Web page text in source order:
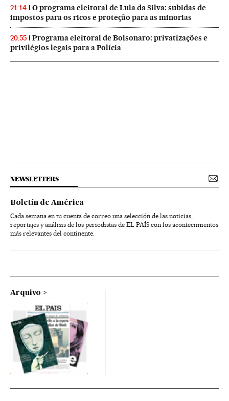
21:14
O programa eleitoral de Lula da Silva: subidas de
impostos para os ricos e proteção para as minorias
20:55
Programa eleitoral de Bolsonaro: privatizações e
privilégios legais para a Polícia
NEWSLETTERS
Boletín de América
Cada semana en tu cuenta de correo una selección de las noticias,
reportajes y análisis de los periodistas de EL PAÍS con los acontecimientos
más relevantes del continente.
Arquivo